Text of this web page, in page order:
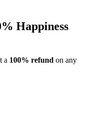
Happiness
a 100% refund on any